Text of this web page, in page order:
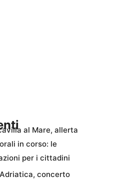
al Mare, allerta
in corso: le
per i cittadini
concerto